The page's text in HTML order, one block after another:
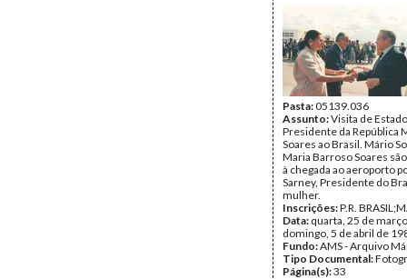
Pasta:05139.036
Assunto:Visita de
Presidente da República
Soares ao Brasil. Mário
Maria Barroso Soares
à chegada ao aeroporto
Sarney, Presidente do
mulher.
Inscrições:P.R.
Data: quarta, 25 de
domingo, 5 de abril de
Fundo:AMS - Arquivo
Tipo Documental:
Página(s):33